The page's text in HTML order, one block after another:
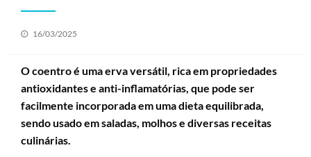
Posted
16/03/2025
O coentro é uma erva versátil, rica em propriedades
antioxidantes e anti-inflamatórias, que pode ser
facilmente incorporada em uma dieta equilibrada,
sendo usado em saladas, molhos e diversas receitas
culinárias.